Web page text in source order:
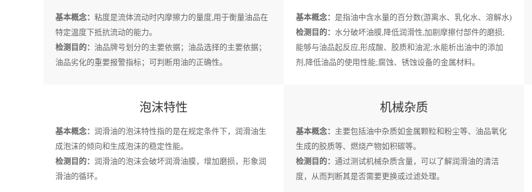
基本概念： 粘度是流体流动时内摩擦力的量度,用于衡量油品在
特定温度下抵抗流动的能力。
检测目的： 油品牌号划分的主要依据；油品选择的主要依据；
油品劣化的重要报警指标；可判断用油的正确性。
基本概念： 是指油中含水量的百分数(游离水、乳化水、溶解水)
检测目的： 水分破坏油膜,降低润滑性,加剧摩擦付部件的磨损;
能够与油品起反应,形成酸、胶质和油泥;水能析出油中的添加
剂,降低油品的使用性能;腐蚀、锈蚀设备的金属材料。
泡沫特性
基本概念： 润滑油的泡沫特性指的是在规定条件下，润滑油生
成泡沫的倾向和生成泡沫的稳定性能。
检测目的： 润滑油的泡沫会破坏润滑油膜，增加磨损，形象润
滑油的循环。
机械杂质
基本概念： 主要包括油中杂质如金属颗粒和粉尘等、油品氧化
生成的胶质等、燃烧产物如积碳等。
检测目的： 通过测试机械杂质含量，可以了解润滑油的清洁
度，从而判断其是否需要更换或过滤处理。